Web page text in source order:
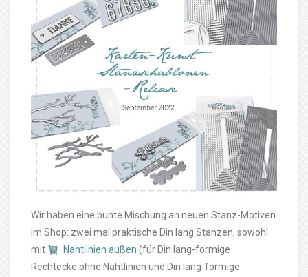
Wir haben eine bunte Mischung an neuen Stanz-Motiven
im Shop: zwei mal praktische Din lang Stanzen, sowohl
mit
Nahtlinien außen (für Din lang-förmige
Rechtecke ohne Nahtlinien und Din lang-förmige